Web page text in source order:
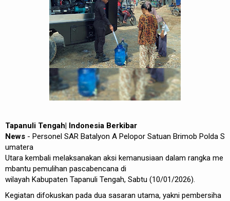
Tapanuli Tengah| Indonesia Berkibar
News - Personel SAR Batalyon A Pelopor Satuan Brimob Polda S
umatera
Utara kembali melaksanakan aksi kemanusiaan dalam rangka me
mbantu pemulihan pascabencana di
wilayah Kabupaten Tapanuli Tengah, Sabtu (10/01/2026).
Kegiatan difokuskan pada dua sasaran utama, yakni pembersiha